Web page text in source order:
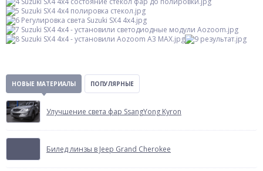
НОВЫЕ МАТЕРИАЛЫ ПОПУЛЯРНЫЕ
Улучшение света фар SsangYong Kyron
Билед линзы в Jeep Grand Cherokee